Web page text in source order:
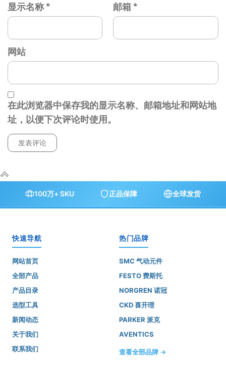
显示名称* 邮箱*
网站
在此浏览器中保存我的显示名称、邮箱地址和网站地
址，以便下次评论时使用。
100万+ SKU 正品保障 全球发货
快速导航
网站首页
全部产品
产品目录
选型工具
新闻动态
关于我们
联系我们
热门品牌
SMC 气动元件
FESTO 费斯托
NORGREN 诺冠
CKD 喜开理
PARKER 派克
AVENTICS
查看全部品牌 →